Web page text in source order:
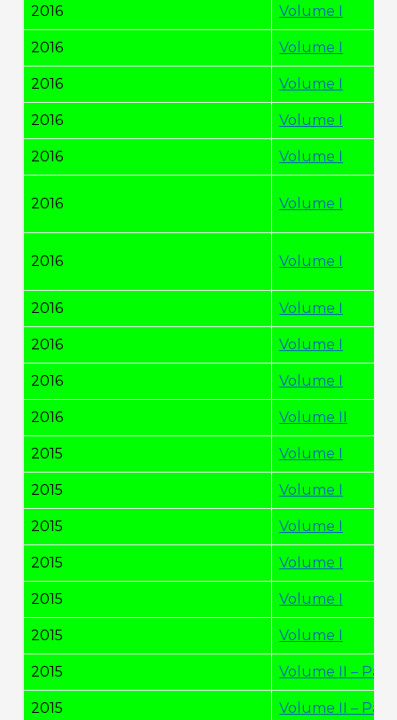
2016 Volume I
2016 Volume I
2016 Volume I
2016 Volume I
2016 Volume I
2016 Volume I
2016 Volume I
2016 Volume I
2016 Volume I
2016 Volume I
2016 Volume II
2015 Volume I
2015 Volume I
2015 Volume I
2015 Volume I
2015 Volume I
2015 Volume I
2015 Volume II – Pág.
2015 Volume II – Pág.